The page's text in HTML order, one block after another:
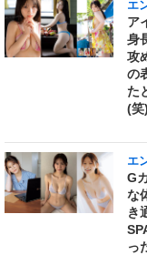
エ
ア
身
攻
の
た
(笑)
エ
G
な
き
っ